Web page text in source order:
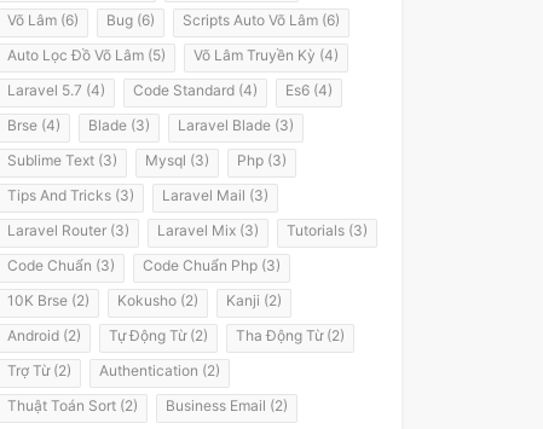
Võ Lâm (6)
Bug (6)
Scripts Auto Võ Lâm (6)
Auto Lọc Đồ Võ Lâm (5)
Võ Lâm Truyền Kỳ (4)
Laravel 5.7 (4)
Code Standard (4)
Es6 (4)
Brse (4)
Blade (3)
Laravel Blade (3)
Sublime Text (3)
Mysql (3)
Php (3)
Tips And Tricks (3)
Laravel Mail (3)
Laravel Router (3)
Laravel Mix (3)
Tutorials (3)
Code Chuẩn (3)
Code Chuẩn Php (3)
10K Brse (2)
Kokusho (2)
Kanji (2)
Android (2)
Tự Động Từ (2)
Tha Động Từ (2)
Trợ Từ (2)
Authentication (2)
Thuật Toán Sort (2)
Business Email (2)